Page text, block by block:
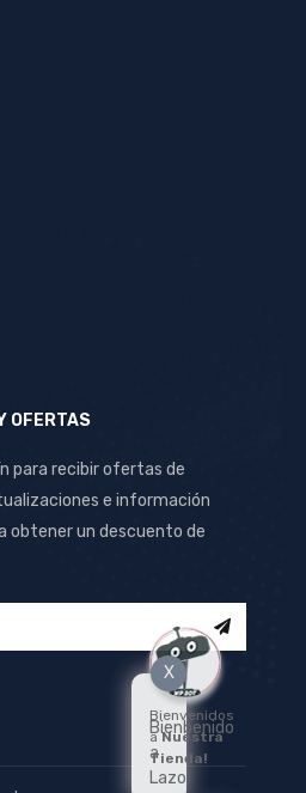
OFERTAS
para recibir ofertas de
e información
obtener un descuento de
X
Bienvenidos
aNuestra
Tienda!
Bienbenido
a
Lazo